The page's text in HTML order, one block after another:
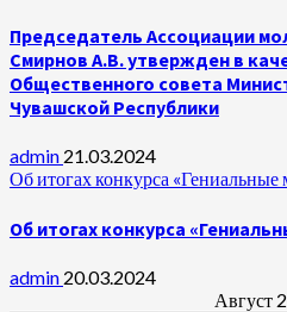
Председатель Ассоциации
Смирнов А.В. утвержден в
Общественного совета
Чувашской Республики
admin 21.03.2024
Об итогах конкурса «Гениальные
Об итогах конкурса
admin 20.03.2024
Август